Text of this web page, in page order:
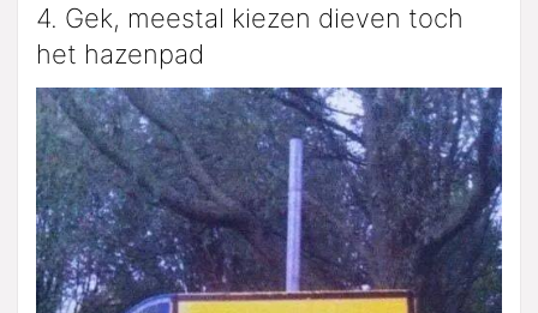
4. Gek, meestal kiezen dieven toch
het hazenpad